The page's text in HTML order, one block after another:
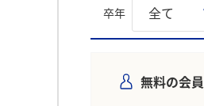
卒年
無料の会